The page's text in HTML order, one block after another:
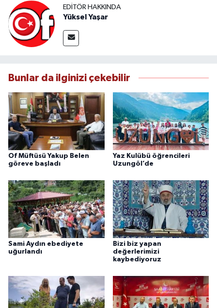
EDITÖR HAKKINDA
Yüksel Yaşar
Bunlar da ilginizi çekebilir
Of Müftüsü Yakup Belen
göreve başladı
Yaz Kulübü öğrencileri
Uzungöl’de
Sami Aydın ebediyete
uğurlandı
Bizi biz yapan
değerlerimizi
kaybediyoruz